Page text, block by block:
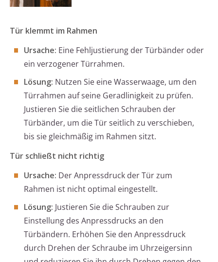
Tür klemmt im Rahmen
Ursache: Eine Fehljustierung der Türbänder oder
ein verzogener Türrahmen.
Lösung: Nutzen Sie eine Wasserwaage, um den
Türrahmen auf seine Geradlinigkeit zu prüfen.
Justieren Sie die seitlichen Schrauben der
Türbänder, um die Tür seitlich zu verschieben,
bis sie gleichmäßig im Rahmen sitzt.
Tür schließt nicht richtig
Ursache: Der Anpressdruck der Tür zum
Rahmen ist nicht optimal eingestellt.
Lösung: Justieren Sie die Schrauben zur
Einstellung des Anpressdrucks an den
Türbändern. Erhöhen Sie den Anpressdruck
durch Drehen der Schraube im Uhrzeigersinn